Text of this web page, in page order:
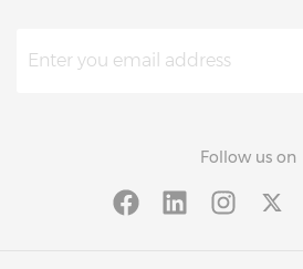
Follow us on